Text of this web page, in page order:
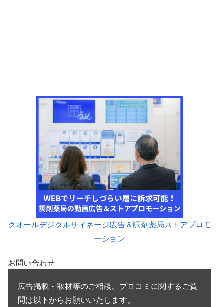
クオールデジタルサイネージ広告＆調剤薬局ストアプロモ
ーション
お問い合わせ
広告掲載・取材等のご相談、プロコミに関するご質
問は以下からお願いいたします。